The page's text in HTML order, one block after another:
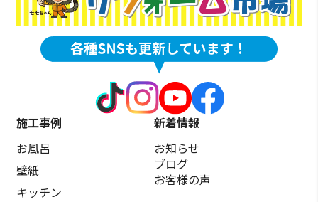
施工事例
お風呂
壁紙
キッチン
新着情報
お知らせ
ブログ
お客様の声